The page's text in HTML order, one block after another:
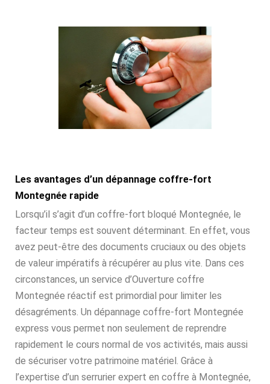
Les avantages d’un dépannage coffre-fort
Montegnée rapide
Lorsqu’il s’agit d’un coffre-fort bloqué Montegnée, le
facteur temps est souvent déterminant. En effet, vous
avez peut-être des documents cruciaux ou des objets
de valeur impératifs à récupérer au plus vite. Dans ces
circonstances, un service d’Ouverture coffre
Montegnée réactif est primordial pour limiter les
désagréments. Un dépannage coffre-fort Montegnée
express vous permet non seulement de reprendre
rapidement le cours normal de vos activités, mais aussi
de sécuriser votre patrimoine matériel. Grâce à
l’expertise d’un serrurier expert en coffre à Montegnée,